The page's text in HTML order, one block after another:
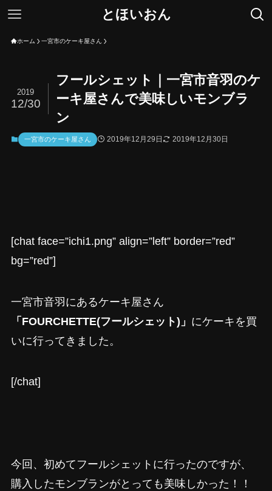
とほいおん
ホーム 一宮市のケーキ屋さん
フールシェット｜一宮市音羽のケ
ーキ屋さんで美味しいモンブラ
ン
2019
12/30
一宮市のケーキ屋さん 2019年12月29日 2019年12月30日
[chat face=”ichi1.png” align=”left” border=”red”
bg=”red”]
一宮市音羽にあるケーキ屋さん
「FOURCHETTE(フールシェット)」 にケーキを買
いに行ってきました。
[/chat]
今回、初めてフールシェットに行ったのですが、
購入したモンブランがとっても美味しかった！！